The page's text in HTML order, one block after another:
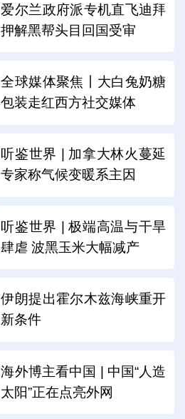
爱尔兰政府派专机直飞迪拜
押解黑帮头目回国受审
全球媒体聚焦丨大白兔奶糖
包装走红西方社交媒体
听鉴世界 | 加拿大林火蔓延
专家称气候变暖系主因
听鉴世界 | 极端高温与干旱
肆虐 波黑玉米大幅减产
伊朗提出霍尔木兹海峡重开
新条件
海外博主看中国 | 中国“人造
太阳”正在点亮外网